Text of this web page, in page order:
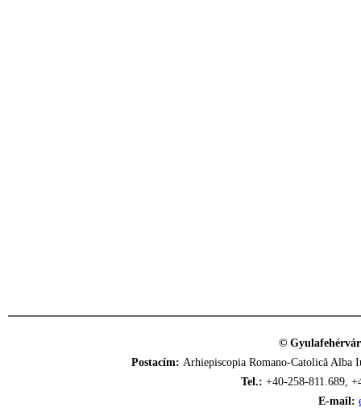
©
Postacím: Arhiepiscopia Romano-Catolică
Tel.: +40-258-811.689,
E-mail: